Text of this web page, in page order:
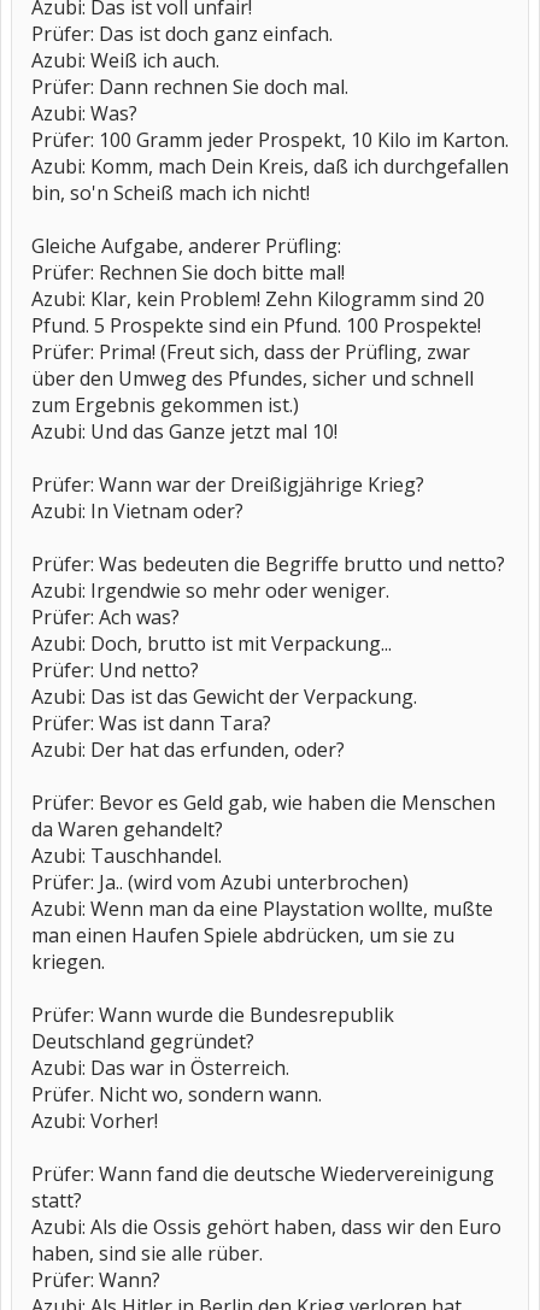
Azubi: Das ist voll unfair!
Prüfer: Das ist doch ganz einfach.
Azubi: Weiß ich auch.
Prüfer: Dann rechnen Sie doch mal.
Azubi: Was?
Prüfer: 100 Gramm jeder Prospekt, 10 Kilo im Karton.
Azubi: Komm, mach Dein Kreis, daß ich durchgefallen
bin, so'n Scheiß mach ich nicht!
Gleiche Aufgabe, anderer Prüfling:
Prüfer: Rechnen Sie doch bitte mal!
Azubi: Klar, kein Problem! Zehn Kilogramm sind 20
Pfund. 5 Prospekte sind ein Pfund. 100 Prospekte!
Prüfer: Prima! (Freut sich, dass der Prüfling, zwar
über den Umweg des Pfundes, sicher und schnell
zum Ergebnis gekommen ist.)
Azubi: Und das Ganze jetzt mal 10!
Prüfer: Wann war der Dreißigjährige Krieg?
Azubi: In Vietnam oder?
Prüfer: Was bedeuten die Begriffe brutto und netto?
Azubi: Irgendwie so mehr oder weniger.
Prüfer: Ach was?
Azubi: Doch, brutto ist mit Verpackung...
Prüfer: Und netto?
Azubi: Das ist das Gewicht der Verpackung.
Prüfer: Was ist dann Tara?
Azubi: Der hat das erfunden, oder?
Prüfer: Bevor es Geld gab, wie haben die Menschen
da Waren gehandelt?
Azubi: Tauschhandel.
Prüfer: Ja.. (wird vom Azubi unterbrochen)
Azubi: Wenn man da eine Playstation wollte, mußte
man einen Haufen Spiele abdrücken, um sie zu
kriegen.
Prüfer: Wann wurde die Bundesrepublik
Deutschland gegründet?
Azubi: Das war in Österreich.
Prüfer. Nicht wo, sondern wann.
Azubi: Vorher!
Prüfer: Wann fand die deutsche Wiedervereinigung
statt?
Azubi: Als die Ossis gehört haben, dass wir den Euro
haben, sind sie alle rüber.
Prüfer: Wann?